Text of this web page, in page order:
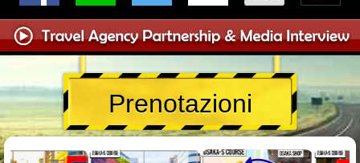
Prenotazioni